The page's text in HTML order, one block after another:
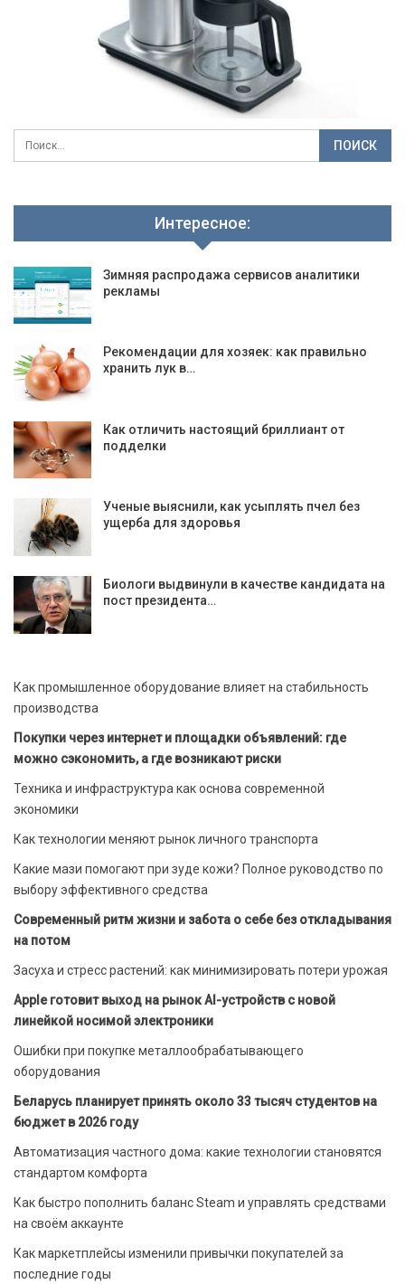
Интересное:
Зимняя распродажа сервисов аналитики
рекламы
Рекомендации для хозяек: как правильно
хранить лук в…
Как отличить настоящий бриллиант от
подделки
Ученые выяснили, как усыплять пчел без
ущерба для здоровья
Биологи выдвинули в качестве кандидата на
пост президента…
Как промышленное оборудование влияет на стабильность
производства
Покупки через интернет и площадки объявлений: где
можно сэкономить, а где возникают риски
Техника и инфраструктура как основа современной
экономики
Как технологии меняют рынок личного транспорта
Какие мази помогают при зуде кожи? Полное руководство по
выбору эффективного средства
Современный ритм жизни и забота о себе без откладывания
на потом
Засуха и стресс растений: как минимизировать потери урожая
Apple готовит выход на рынок AI-устройств с новой
линейкой носимой электроники
Ошибки при покупке металлообрабатывающего
оборудования
Беларусь планирует принять около 33 тысяч студентов на
бюджет в 2026 году
Автоматизация частного дома: какие технологии становятся
стандартом комфорта
Как быстро пополнить баланс Steam и управлять средствами
на своём аккаунте
Как маркетплейсы изменили привычки покупателей за
последние годы